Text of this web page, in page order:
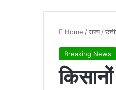
Home /राज्य /
Breaking News